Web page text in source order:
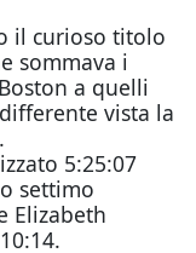
il curioso titolo
sommava i
a quelli
vista la
5:25:07
settimo
Elizabeth